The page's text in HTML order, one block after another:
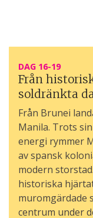
DAG 16-19
Från
soldränkta
Från Brunei
Manila. Trots
energi rymmer
av spansk
modern
historiska
muromgärdade
centrum under